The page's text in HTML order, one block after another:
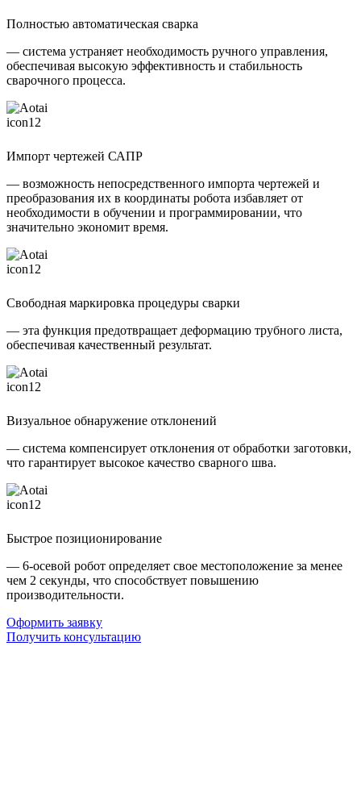
Полностью автоматическая сварка
— система устраняет необходимость ручного управления,
обеспечивая высокую эффективность и стабильность
сварочного процесса.
Импорт чертежей САПР
— возможность непосредственного импорта чертежей и
преобразования их в координаты робота избавляет от
необходимости в обучении и программировании, что
значительно экономит время.
Свободная маркировка процедуры сварки
— эта функция предотвращает деформацию трубного листа,
обеспечивая качественный результат.
Визуальное обнаружение отклонений
— система компенсирует отклонения от обработки заготовки,
что гарантирует высокое качество сварного шва.
Быстрое позиционирование
— 6-осевой робот определяет свое местоположение за менее
чем 2 секунды, что способствует повышению
производительности.
Оформить заявку
Получить консультацию